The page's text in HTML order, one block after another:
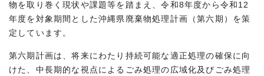
物を取り巻く現状や課題等を踏まえ、令和8年度から令和12
年度を対象期間とした沖縄県廃棄物処理計画（第六期）を策
定しています。
第六期計画は、将来にわたり持続可能な適正処理の確保に向
けた、中長期的な視点によるごみ処理の広域化及びごみ処理